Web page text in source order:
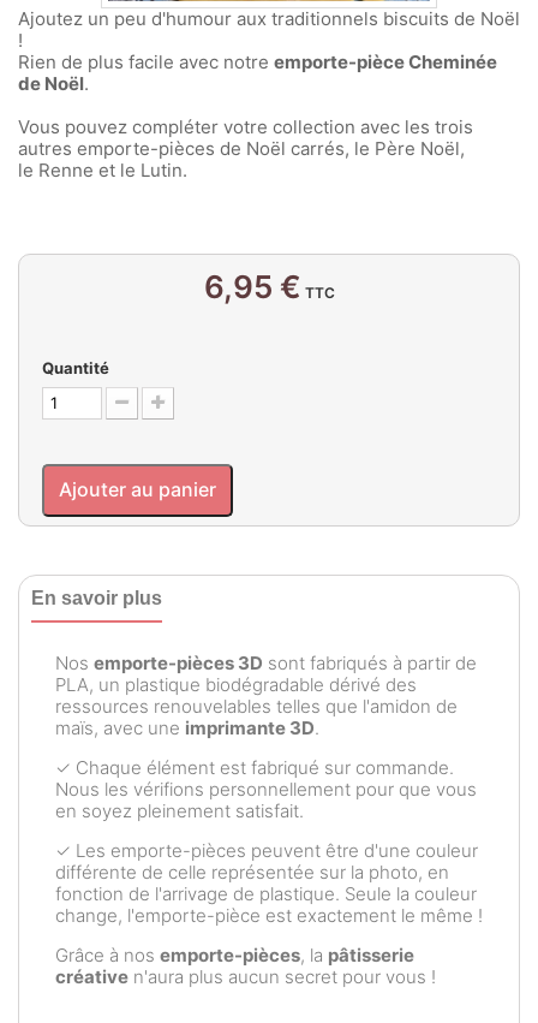
Ajoutez un peu d'humour aux traditionnels biscuits de Noël
!
Rien de plus facile avec notre emporte-pièce Cheminée
de Noël.
Vous pouvez compléter votre collection avec les trois
autres emporte-pièces de Noël carrés, le Père Noël,
le Renne et le Lutin.
6,95 € TTC
Quantité
Ajouter au panier
En savoir plus
Nos emporte-pièces 3D sont fabriqués à partir de
PLA, un plastique biodégradable dérivé des
ressources renouvelables telles que l'amidon de
maïs, avec une imprimante 3D.
✓ Chaque élément est fabriqué sur commande.
Nous les vérifions personnellement pour que vous
en soyez pleinement satisfait.
✓ Les emporte-pièces peuvent être d'une couleur
différente de celle représentée sur la photo, en
fonction de l'arrivage de plastique. Seule la couleur
change, l'emporte-pièce est exactement le même !
Grâce à nos emporte-pièces, la pâtisserie
créative n'aura plus aucun secret pour vous !